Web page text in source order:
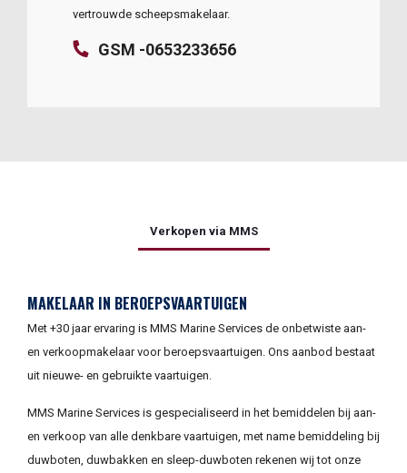
vertrouwde scheepsmakelaar.
GSM -0653233656
Verkopen via MMS
MAKELAAR IN BEROEPSVAARTUIGEN
Met +30 jaar ervaring is MMS Marine Services de onbetwiste aan-
en verkoopmakelaar voor beroepsvaartuigen. Ons aanbod bestaat
uit nieuwe- en gebruikte vaartuigen.
MMS Marine Services is gespecialiseerd in het bemiddelen bij aan-
en verkoop van alle denkbare vaartuigen, met name bemiddeling bij
duwboten, duwbakken en sleep-duwboten rekenen wij tot onze